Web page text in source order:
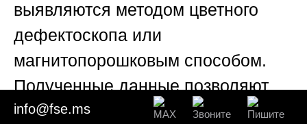
выявляются методом цветного
дефектоскопа или
магнитопорошковым способом.
Полученные данные позволяют
спрогнозировать, сколько ещё
info@fse.ms